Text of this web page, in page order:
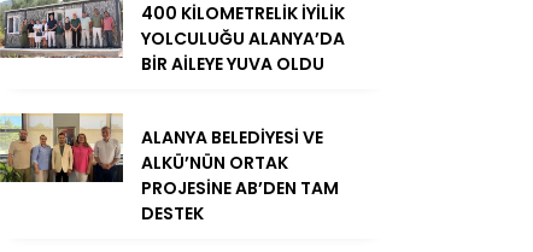
400 KİLOMETRELİK İYİLİK
YOLCULUĞU ALANYA’DA
BİR AİLEYE YUVA OLDU
ALANYA BELEDİYESİ VE
ALKÜ’NÜN ORTAK
PROJESİNE AB’DEN TAM
DESTEK